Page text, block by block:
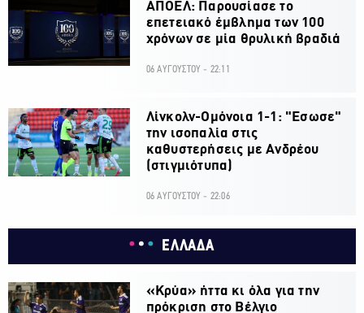
ΑΠΟΕΛ: Παρουσίασε το
επετειακό έμβλημα των 100
χρόνων σε μία θρυλική βραδιά
06 ΑΥΓΟΥΣΤΟΥ - 22:11
Λίνκολν-Ομόνοια 1-1: "Εσωσε"
την ισοπαλία στις
καθυστερήσεις με Ανδρέου
(στιγμιότυπα)
06 ΑΥΓΟΥΣΤΟΥ - 22:06
ΕΛΛΑΔΑ
«Κρύα» ήττα κι όλα για την
πρόκριση στο Βέλγιο